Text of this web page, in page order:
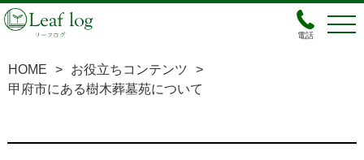
電話
HOME > お役立ちコンテンツ
>
甲府市にある樹木葬墓苑について